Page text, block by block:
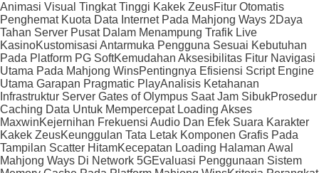
Animasi Visual Tingkat Tinggi Kakek ZeusFitur Otomatis
Penghemat Kuota Data Internet Pada Mahjong Ways 2Daya
Tahan Server Pusat Dalam Menampung Trafik Live
KasinoKustomisasi Antarmuka Pengguna Sesuai Kebutuhan
Pada Platform PG SoftKemudahan Aksesibilitas Fitur Navigasi
Utama Pada Mahjong WinsPentingnya Efisiensi Script Engine
Utama Garapan Pragmatic PlayAnalisis Ketahanan
Infrastruktur Server Gates of Olympus Saat Jam SibukProsedur
Caching Data Untuk Mempercepat Loading Akses
MaxwinKejernihan Frekuensi Audio Dan Efek Suara Karakter
Kakek ZeusKeunggulan Tata Letak Komponen Grafis Pada
Tampilan Scatter HitamKecepatan Loading Halaman Awal
Mahjong Ways Di Network 5GEvaluasi Penggunaan Sistem